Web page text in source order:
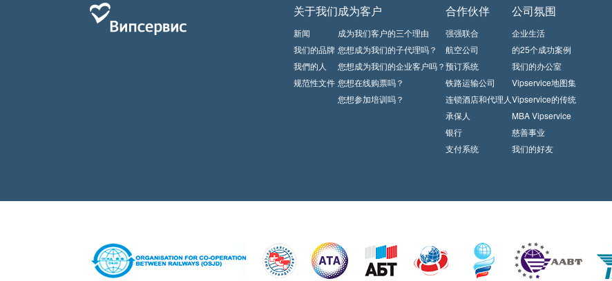
关于我们
新闻
我们的品牌
我們的人
规范性文件
成为客户
成为我们客户的三个理由
您想成为我们的子代理吗？
您想成为我们的企业客户吗？
您想在线购票吗？
您想参加培训吗？
合作伙伴
强强联合
航空公司
预订系统
铁路运输公司
连锁酒店和代理人
承保人
银行
支付系统
公司氛围
企业生活
的25个成功案例
我们的办公室
Vipservice地图集
Vipservice的传统
MBA Vipservice
慈善事业
我们的好友